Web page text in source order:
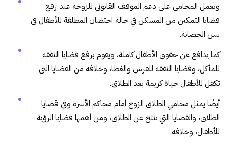
ويعمل المحامي على دعم الموقف القانوني للزوجة عند رفع
قضايا التمكين من المسكن في حالة احتضان المطلقة للأطفال في
سن الحضانة.
كما يدافع عن حقوق الأطفال كاملة، ويقوم برفع قضايا النفقة
للمأكل، وقضايا النفقة للفرش والغطا، وخلافه من القضايا التي
تكفل للأطفال حياة كريمة بعد الطلاق.
أيضًا يمثل محامي الطلاق الزوج أمام محاكم الأسرة وفي قضايا
الطلاق، والقضايا التي تنتج عن الطلاق، ومن أهمها قضايا الرؤية
للأطفال، وخلافه.